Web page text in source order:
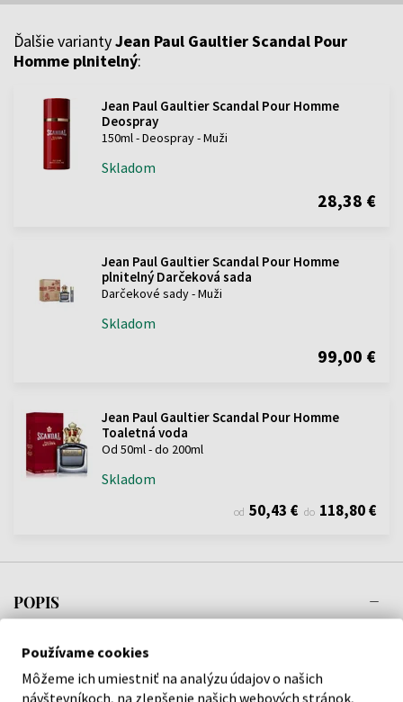
Ďalšie variantyJean Paul Gaultier Scandal Pour
Homme plnitelný:
Jean Paul Gaultier Scandal Pour Homme
Deospray
150ml - Deospray - Muži
Skladom
28,38 €
Jean Paul Gaultier Scandal Pour Homme
plnitelný Darčeková sada
Darčekové sady - Muži
Skladom
99,00 €
Jean Paul Gaultier Scandal Pour Homme
Toaletná voda
Od 50ml - do 200ml
Skladom
od 50,43 € do 118,80 €
POPIS
Jean Paul Gaultier Scandal Pour Homme. Jediné navoňanie vás
pasuje za víťaza, o čom svedčí už samotný flakón s vrchnáčikom v
Používame cookies
Môžeme ich umiestniť na analýzu údajov o našich
návštevníkoch, na zlepšenie našich webových stránok,